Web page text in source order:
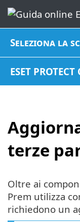
Seleziona la
ESET
terze
Oltre ai
Prem utilizza
richiedono un